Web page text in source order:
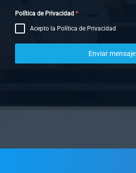
Política de Privacidad *
Acepto la Política de Privacidad
Enviar mensaje